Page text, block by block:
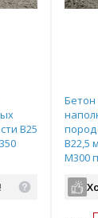
В25
пород
В22,5
М300